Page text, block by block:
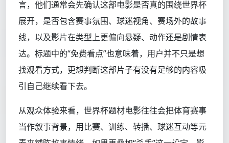
言，他们通常会先确认这部电影是否真的围绕世界杯
展开，是否包含赛事氛围、球迷视角、赛场外的故事
线，以及影片在类型上更偏向悬疑、动作还是剧情表
达。标题中的“免费看点”也意味着，用户并不只是想
找观看方式，更想判断这部片子有没有足够的内容吸
引自己继续看下去。
从观众体验来看，世界杯题材电影往往会把体育赛事
当作叙事背景，用比赛、训练、转播、球迷互动等元